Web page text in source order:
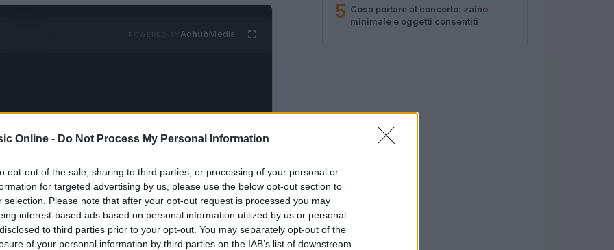
Online - Do Not Process My Personal Information
opt-out of the sale, sharing to third parties, or processing of your personal or
for targeted advertising by us, please use the below opt-out section to
selection. Please note that after your opt-out request is processed you may
interest-based ads based on personal information utilized by us or personal
to third parties prior to your opt-out. You may separately opt-out of the
of your personal information by third parties on the IAB’s list of downstream
AdhubMedia
e magia con la serie di eventi
concertiunici, ambientati in location storiche e
indimenticabile, dove le note dei grandi
5 Cosa portare al concerto: zaino
minimale e oggetti consentiti